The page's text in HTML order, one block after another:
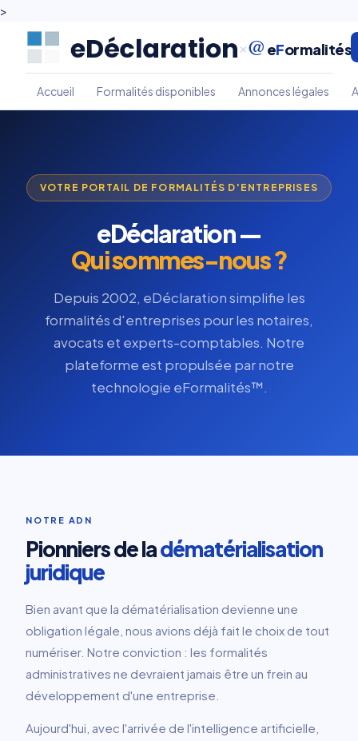
>
×@ eFormalités
Accueil Formalités disponibles Annonces légales
VOTRE PORTAIL DE FORMALITÉS D'ENTREPRISES
eDéclaration —
Qui sommes-nous ?
Depuis 2002, eDéclaration simplifie les
formalités d'entreprises pour les notaires,
avocats et experts-comptables. Notre
plateforme est propulsée par notre
technologie eFormalités™.
NOTRE ADN
Pionniers de ladématérialisation
juridique
Bien avant que la dématérialisation devienne une
obligation légale, nous avions déjà fait le choix de tout
numériser. Notre conviction : les formalités
administratives ne devraient jamais être un frein au
développement d'une entreprise.
Aujourd'hui, avec l'arrivée de l'intelligence artificielle,